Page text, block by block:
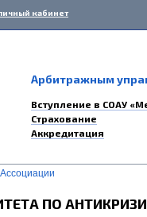
кабинет
Арбитражным
Вступление в СОАУ
Страхование
Аккредитация
ПО